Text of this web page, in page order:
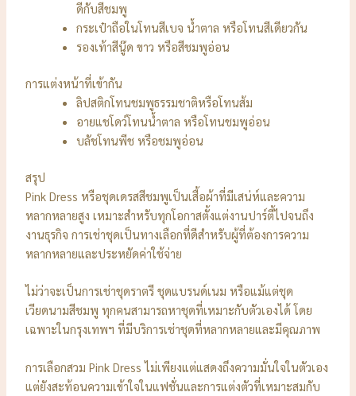
ดีกับสีชมพู
กระเป๋าถือในโทนสีเบจ น้ำตาล หรือโทนสีเดียวกัน
รองเท้าสีนู๊ด ขาว หรือสีชมพูอ่อน
การแต่งหน้าที่เข้ากัน
ลิปสติกโทนชมพูธรรมชาติหรือโทนส้ม
อายแชโดว์โทนน้ำตาล หรือโทนชมพูอ่อน
บลัชโทนพีช หรือชมพูอ่อน
สรุป
Pink Dress หรือชุดเดรสสีชมพูเป็นเสื้อผ้าที่มีเสน่ห์และความ
หลากหลายสูง เหมาะสำหรับทุกโอกาสตั้งแต่งานปาร์ตี้ไปจนถึง
งานธุรกิจ การเช่าชุดเป็นทางเลือกที่ดีสำหรับผู้ที่ต้องการความ
หลากหลายและประหยัดค่าใช้จ่าย
ไม่ว่าจะเป็นการเช่าชุดราตรี ชุดแบรนด์เนม หรือแม้แต่ชุด
เวียดนามสีชมพู ทุกคนสามารถหาชุดที่เหมาะกับตัวเองได้ โดย
เฉพาะในกรุงเทพฯ ที่มีบริการเช่าชุดที่หลากหลายและมีคุณภาพ
การเลือกสวม Pink Dress ไม่เพียงแต่แสดงถึงความมั่นใจในตัวเอง
แต่ยังสะท้อนความเข้าใจในแฟชั่นและการแต่งตัวที่เหมาะสมกับ